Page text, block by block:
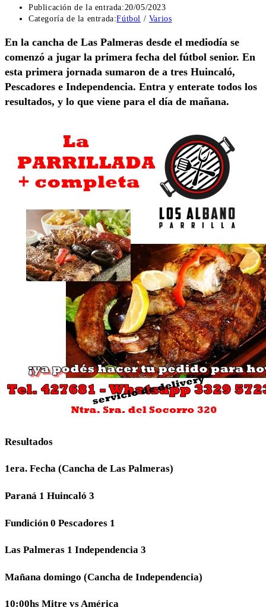
Publicación de la entrada:20/05/2023
Categoría de la entrada:Fútbol / Varios
En la cancha de Las Palmeras desde el mediodía se
comenzó a jugar la primera fecha del fútbol senior. En
esta primera jornada sumaron de a tres Huincaló,
Pescadores e Independencia. Entra y enterate todos los
resultados, y lo que viene para el día de mañana.
Resultados
1era. Fecha (Cancha de Las Palmeras)
Paraná 1 Huincaló 3
Fundición 0 Pescadores 1
Las Palmeras 1 Independencia 3
Mañana domingo (Cancha de Independencia)
10:00hs Mitre vs América